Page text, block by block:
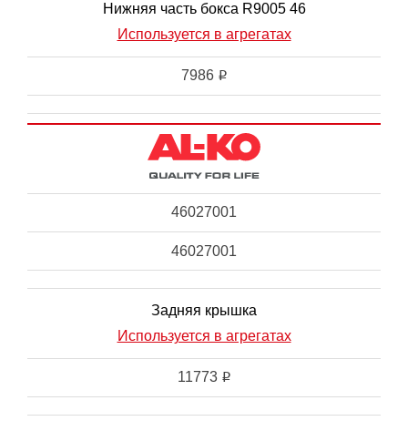
Нижняя часть бокса R9005 46
Используется в агрегатах
7986 i
46027001
46027001
Задняя крышка
Используется в агрегатах
11773 i